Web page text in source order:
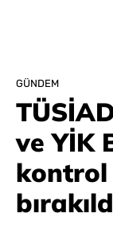
GÜNDEM
ve YİK
kontrol